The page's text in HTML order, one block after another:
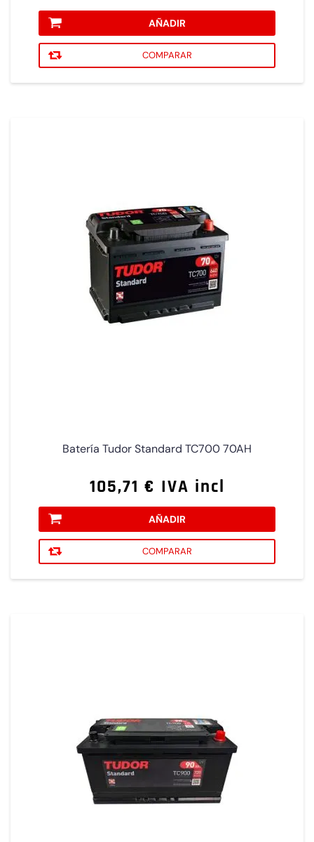
AÑADIR
COMPARAR
Batería Tudor Standard TC700 70AH
105,71 € IVA incl
AÑADIR
COMPARAR